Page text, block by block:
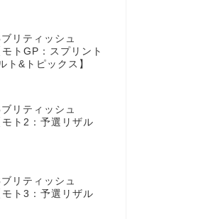
リティッシュ
トGP：スプリント
ト&トピックス】
リティッシュ
ト2：予選リザル
リティッシュ
ト3：予選リザル